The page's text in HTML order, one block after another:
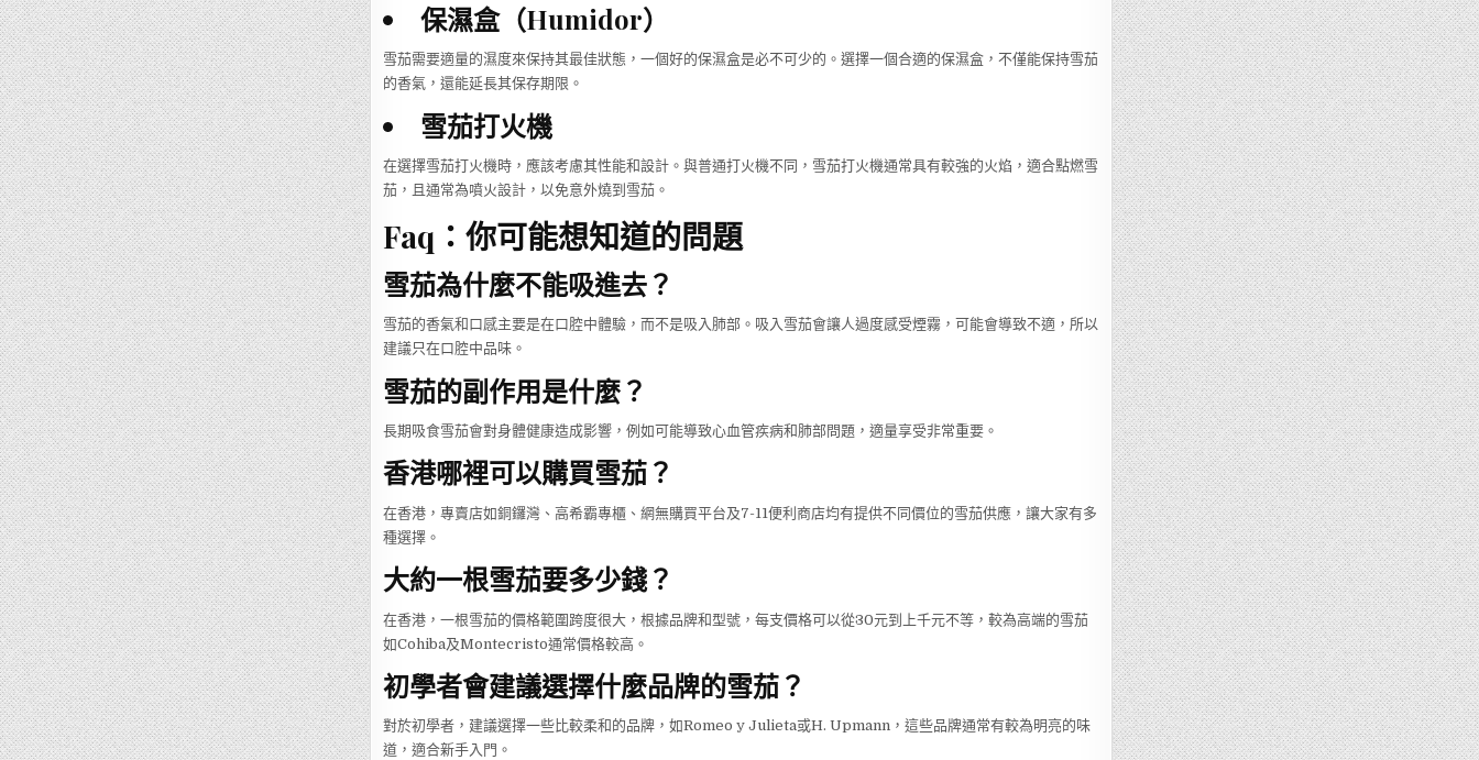
保濕盒（Humidor）
雪茄需要適量的濕度來保持其最佳狀態，一個好的保濕盒是必不可少的。選擇一個合適的保濕盒，不僅能保持雪茄
的香氣，還能延長其保存期限。
雪茄打火機
在選擇雪茄打火機時，應該考慮其性能和設計。與普通打火機不同，雪茄打火機通常具有較強的火焰，適合點燃雪
茄，且通常為噴火設計，以免意外燒到雪茄。
Faq：你可能想知道的問題
雪茄為什麼不能吸進去？
雪茄的香氣和口感主要是在口腔中體驗，而不是吸入肺部。吸入雪茄會讓人過度感受煙霧，可能會導致不適，所以
建議只在口腔中品味。
雪茄的副作用是什麼？
長期吸食雪茄會對身體健康造成影響，例如可能導致心血管疾病和肺部問題，適量享受非常重要。
香港哪裡可以購買雪茄？
在香港，專賣店如銅鑼灣、高希霸專櫃、網無購買平台及7-11便利商店均有提供不同價位的雪茄供應，讓大家有多
種選擇。
大約一根雪茄要多少錢？
在香港，一根雪茄的價格範圍跨度很大，根據品牌和型號，每支價格可以從30元到上千元不等，較為高端的雪茄
如Cohiba及Montecristo通常價格較高。
初學者會建議選擇什麼品牌的雪茄？
對於初學者，建議選擇一些比較柔和的品牌，如Romeo y Julieta或H. Upmann，這些品牌通常有較為明亮的味
道，適合新手入門。